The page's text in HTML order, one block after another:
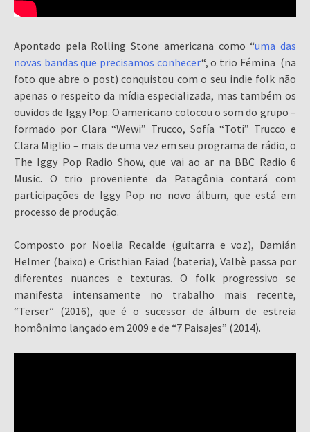
Apontado pela Rolling Stone americana como “uma das
novas bandas que precisamos conhecer“, o trio Fémina (na
foto que abre o post) conquistou com o seu indie folk não
apenas o respeito da mídia especializada, mas também os
ouvidos de Iggy Pop. O americano colocou o som do grupo –
formado por Clara “Wewi” Trucco, Sofía “Toti” Trucco e
Clara Miglio – mais de uma vez em seu programa de rádio, o
The Iggy Pop Radio Show, que vai ao ar na BBC Radio 6
Music. O trio proveniente da Patagônia contará com
participações de Iggy Pop no novo álbum, que está em
processo de produção.
Composto por Noelia Recalde (guitarra e voz), Damián
Helmer (baixo) e Cristhian Faiad (bateria), Valbè passa por
diferentes nuances e texturas. O folk progressivo se
manifesta intensamente no trabalho mais recente,
“Terser” (2016), que é o sucessor de álbum de estreia
homônimo lançado em 2009 e de “7 Paisajes” (2014).